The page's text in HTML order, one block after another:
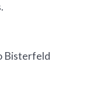
Bisterfeld